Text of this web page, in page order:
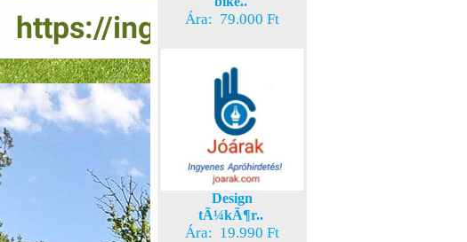
Ára: 79.000 Ft
Design
tÃ¼kÃ¶r..
Ára: 19.990 Ft